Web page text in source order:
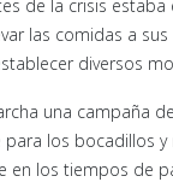
de la crisis
las comidas a
diversos
una campaña
para los bocadillos
en los tiempos de